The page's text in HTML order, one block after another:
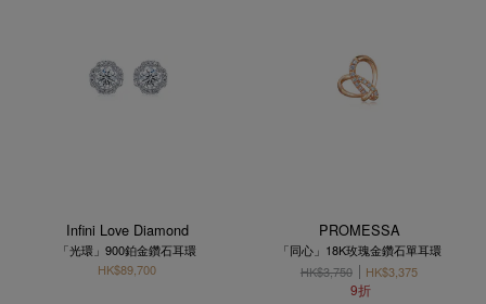
Infini Love Diamond
「光環」900鉑金鑽石耳環
HK$89,700
PROMESSA
「同心」18K玫瑰金鑽石單耳環
HK$3,750
HK$3,375
9折